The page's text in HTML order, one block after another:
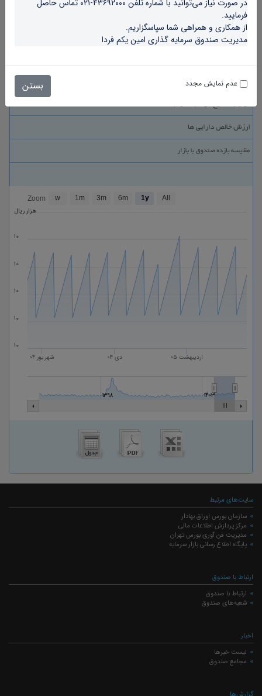
فرمایید.
از همکاری و همراهی شما سپاسگزاریم.
مدیریت صندوق سرمایه گذاری امین یکم فردا
عدم نمایش مجدد بستن
ماه 1405 ساعت 11 21 تیرماه 1405 صندوق امین
هزار ریال
Zoom w 1m 3m 6m 1y All
شهریور ۰۴ دی ۰۴ اردیبهشت ۰۵
۱۳۹۸ ۱۴۰۳
۱۰
۱۰
۱۰
۱۰
۱۰
سایت‌های مرتبط
سازمان بورس اوراق بهادار
مرکز پردازش اطلاعات مالی
مدیریت فن آوری بورس تهران
پایگاه اطلاع رسانی بازار سرمایه
ارتباط با صندوق
ارتباط با صندوق
شعبه‌های صندوق
اخبار
لیست خبرها
مجامع صندوق